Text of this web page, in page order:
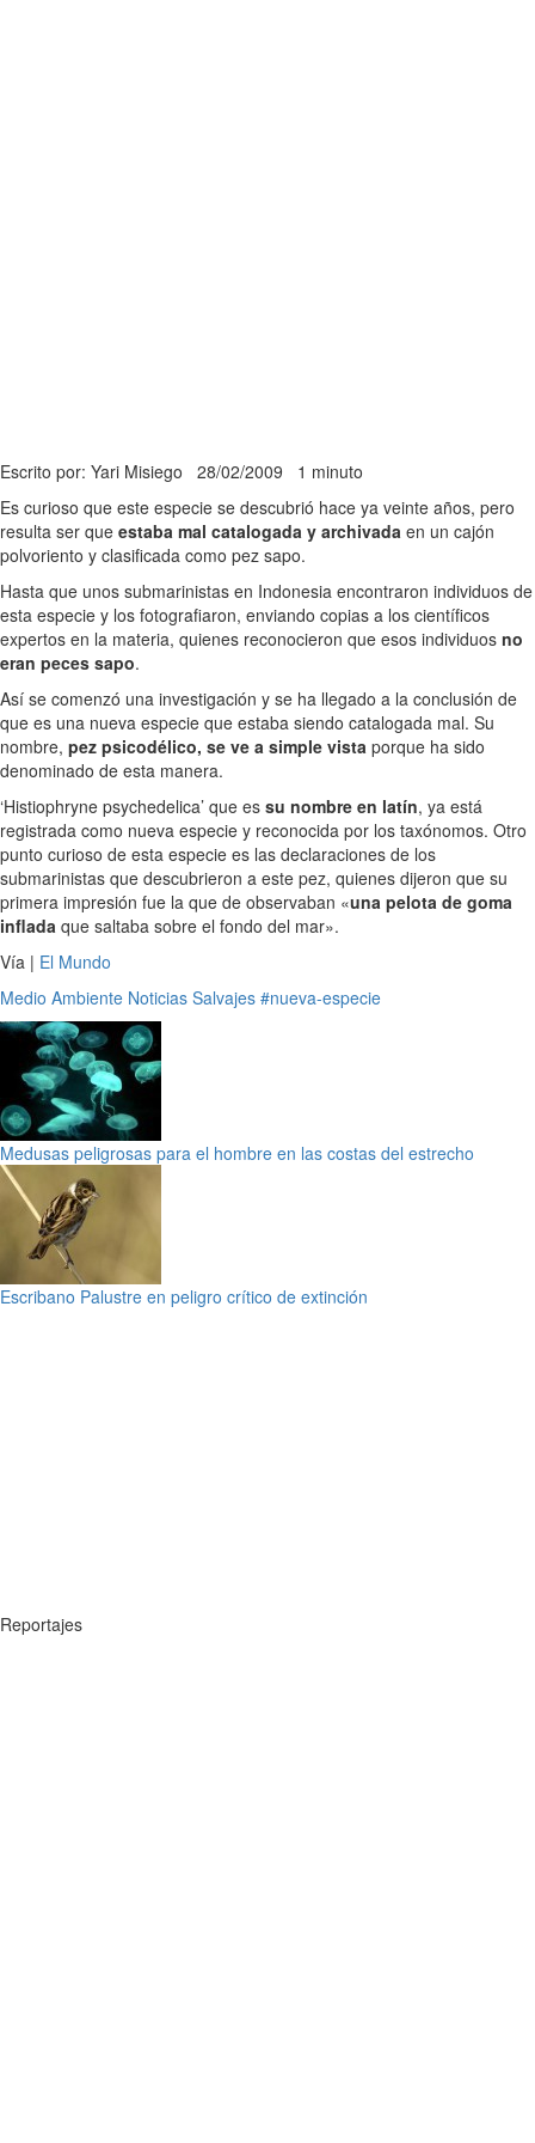
Escrito por: Yari Misiego 28/02/2009 1 minuto
Es curioso que este especie se descubrió hace ya veinte años, pero
resulta ser que estaba mal catalogada y archivada en un cajón
polvoriento y clasificada como pez sapo.
Hasta que unos submarinistas en Indonesia encontraron individuos de
esta especie y los fotografiaron, enviando copias a los científicos
expertos en la materia, quienes reconocieron que esos individuos no
eran peces sapo.
Así se comenzó una investigación y se ha llegado a la conclusión de
que es una nueva especie que estaba siendo catalogada mal. Su
nombre, pez psicodélico, se ve a simple vista porque ha sido
denominado de esta manera.
‘Histiophryne psychedelica’ que es su nombre en latín, ya está
registrada como nueva especie y reconocida por los taxónomos. Otro
punto curioso de esta especie es las declaraciones de los
submarinistas que descubrieron a este pez, quienes dijeron que su
primera impresión fue la que de observaban «una pelota de goma
inflada que saltaba sobre el fondo del mar».
Vía | El Mundo
Medio Ambiente Noticias Salvajes #nueva-especie
Medusas peligrosas para el hombre en las costas del estrecho
Escribano Palustre en peligro crítico de extinción
Reportajes